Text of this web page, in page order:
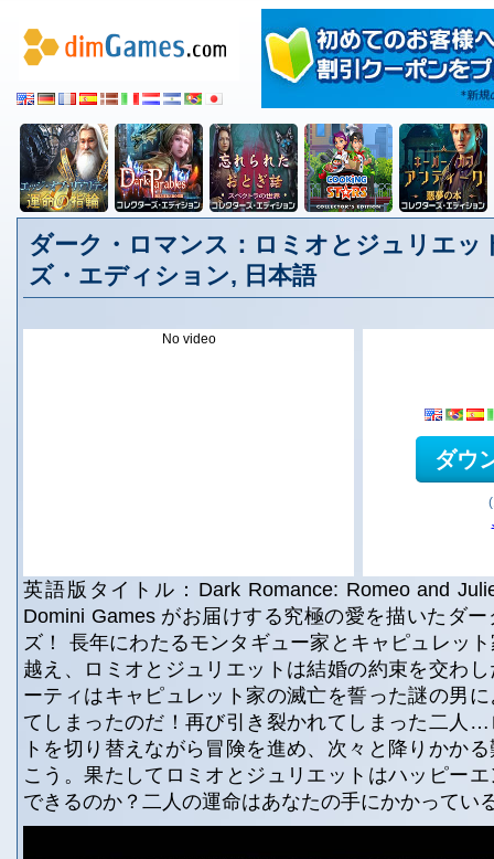
ダーク・ロマンス：ロミオとジュリエッ
ズ・エディション, 日本語
No video
ダウ
英語版タイトル：Dark Romance: Romeo and
Domini Games がお届けする究極の愛を描いたダ
ズ！ 長年にわたるモンタギュー家とキャピュレッ
越え、ロミオとジュリエットは結婚の約束を交わ
ーティはキャピュレット家の滅亡を誓った謎の男
てしまったのだ！再び引き裂かれてしまった二人
トを切り替えながら冒険を進め、次々と降りかか
こう。果たしてロミオとジュリエットはハッピー
できるのか？二人の運命はあなたの手にかかってい